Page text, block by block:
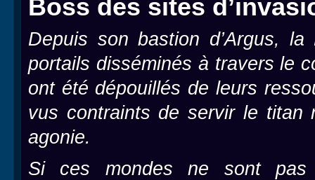
Boss des sites
Depuis son bastion d’Argus,
portails disséminés à travers le
ont été dépouillés de leurs
vus contraints de servir le titan
agonie.
Si ces mondes ne sont pas